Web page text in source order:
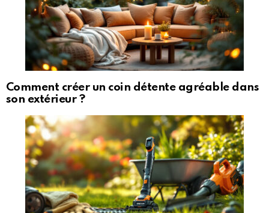
Comment créer un coin détente agréable dans
son extérieur ?